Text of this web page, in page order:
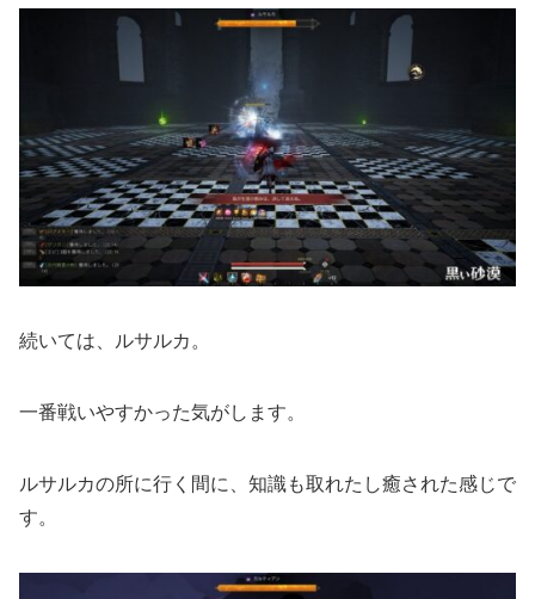
続いては、ルサルカ。
一番戦いやすかった気がします。
ルサルカの所に行く間に、知識も取れたし癒された感じで
す。